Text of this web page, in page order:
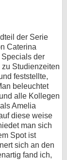
der Serie
Caterina
der
Studienzeiten
feststellte,
beleuchtet
alle Kollegen
Amelia
diese weise
man sich
Spot ist
sich an den
fand ich,